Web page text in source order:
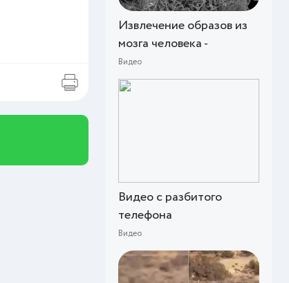
Извлечение образов из
мозга человека -
Видео
Видео с разбитого
телефона
Видео